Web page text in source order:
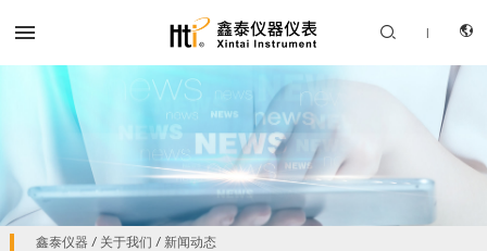
产品中心
 | 
鑫泰仪器 / 关于我们 / 新闻动态